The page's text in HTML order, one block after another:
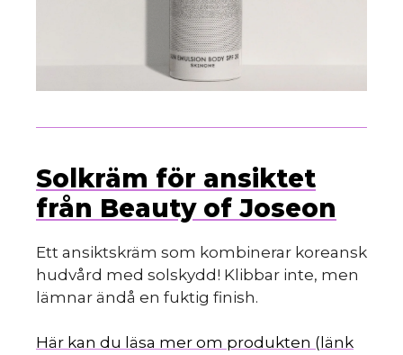
Solkräm för ansiktet
från Beauty of Joseon
Ett ansiktskräm som kombinerar koreansk
hudvård med solskydd! Klibbar inte, men
lämnar ändå en fuktig finish.
Här kan du läsa mer om produkten (länk